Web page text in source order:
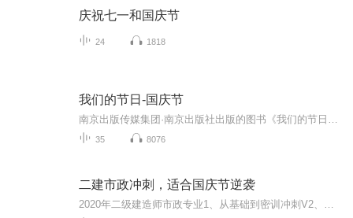
庆祝七一和国庆节
24 1818
我们的节日-国庆节
35 8076
二建市政冲刺，适合国庆节逆袭